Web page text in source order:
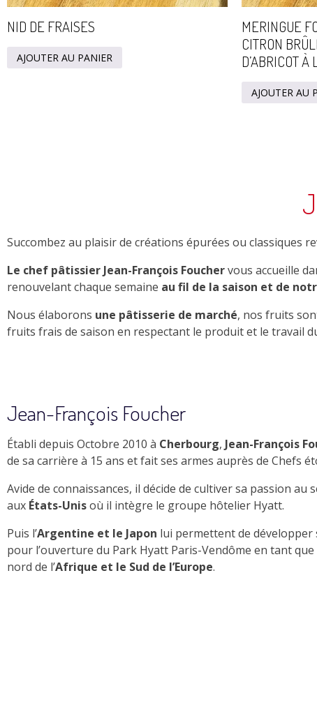
NID DE FRAISES
AJOUTER AU PANIER
MERINGUE
CITRON
D’ABRICOT À
AJOUTER AU
Succombez au plaisir de créations épurées ou classiques
Le chef pâtissier Jean-François Fouchervous accueille
renouvelant chaque semaine au fil de la saison et de
Nous élaborons une pâtisserie de marché, nos fruits
fruits frais de saison en respectant le produit et le travail
Jean-François Foucher
Établi depuis Octobre 2010 à Cherbourg, Jean-François
de sa carrière à 15 ans et fait ses armes auprès de Chefs
Avide de connaissances, il décide de cultiver sa passion
aux États-Unisoù il intègre le groupe hôtelier Hyatt.
Puis l’Argentine et le Japon lui permettent de
pour l’ouverture du Park Hyatt Paris-Vendôme en tant que
nord de l’Afrique et le Sud de l’Europe.